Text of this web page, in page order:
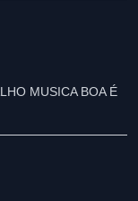
MUSICA BOA É